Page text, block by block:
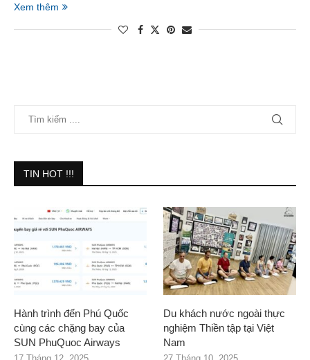
Xem thêm
TIN HOT !!!
Hành trình đến Phú Quốc
cùng các chặng bay của
SUN PhuQuoc Airways
Du khách nước ngoài thực
nghiệm Thiền tập tại Việt
Nam